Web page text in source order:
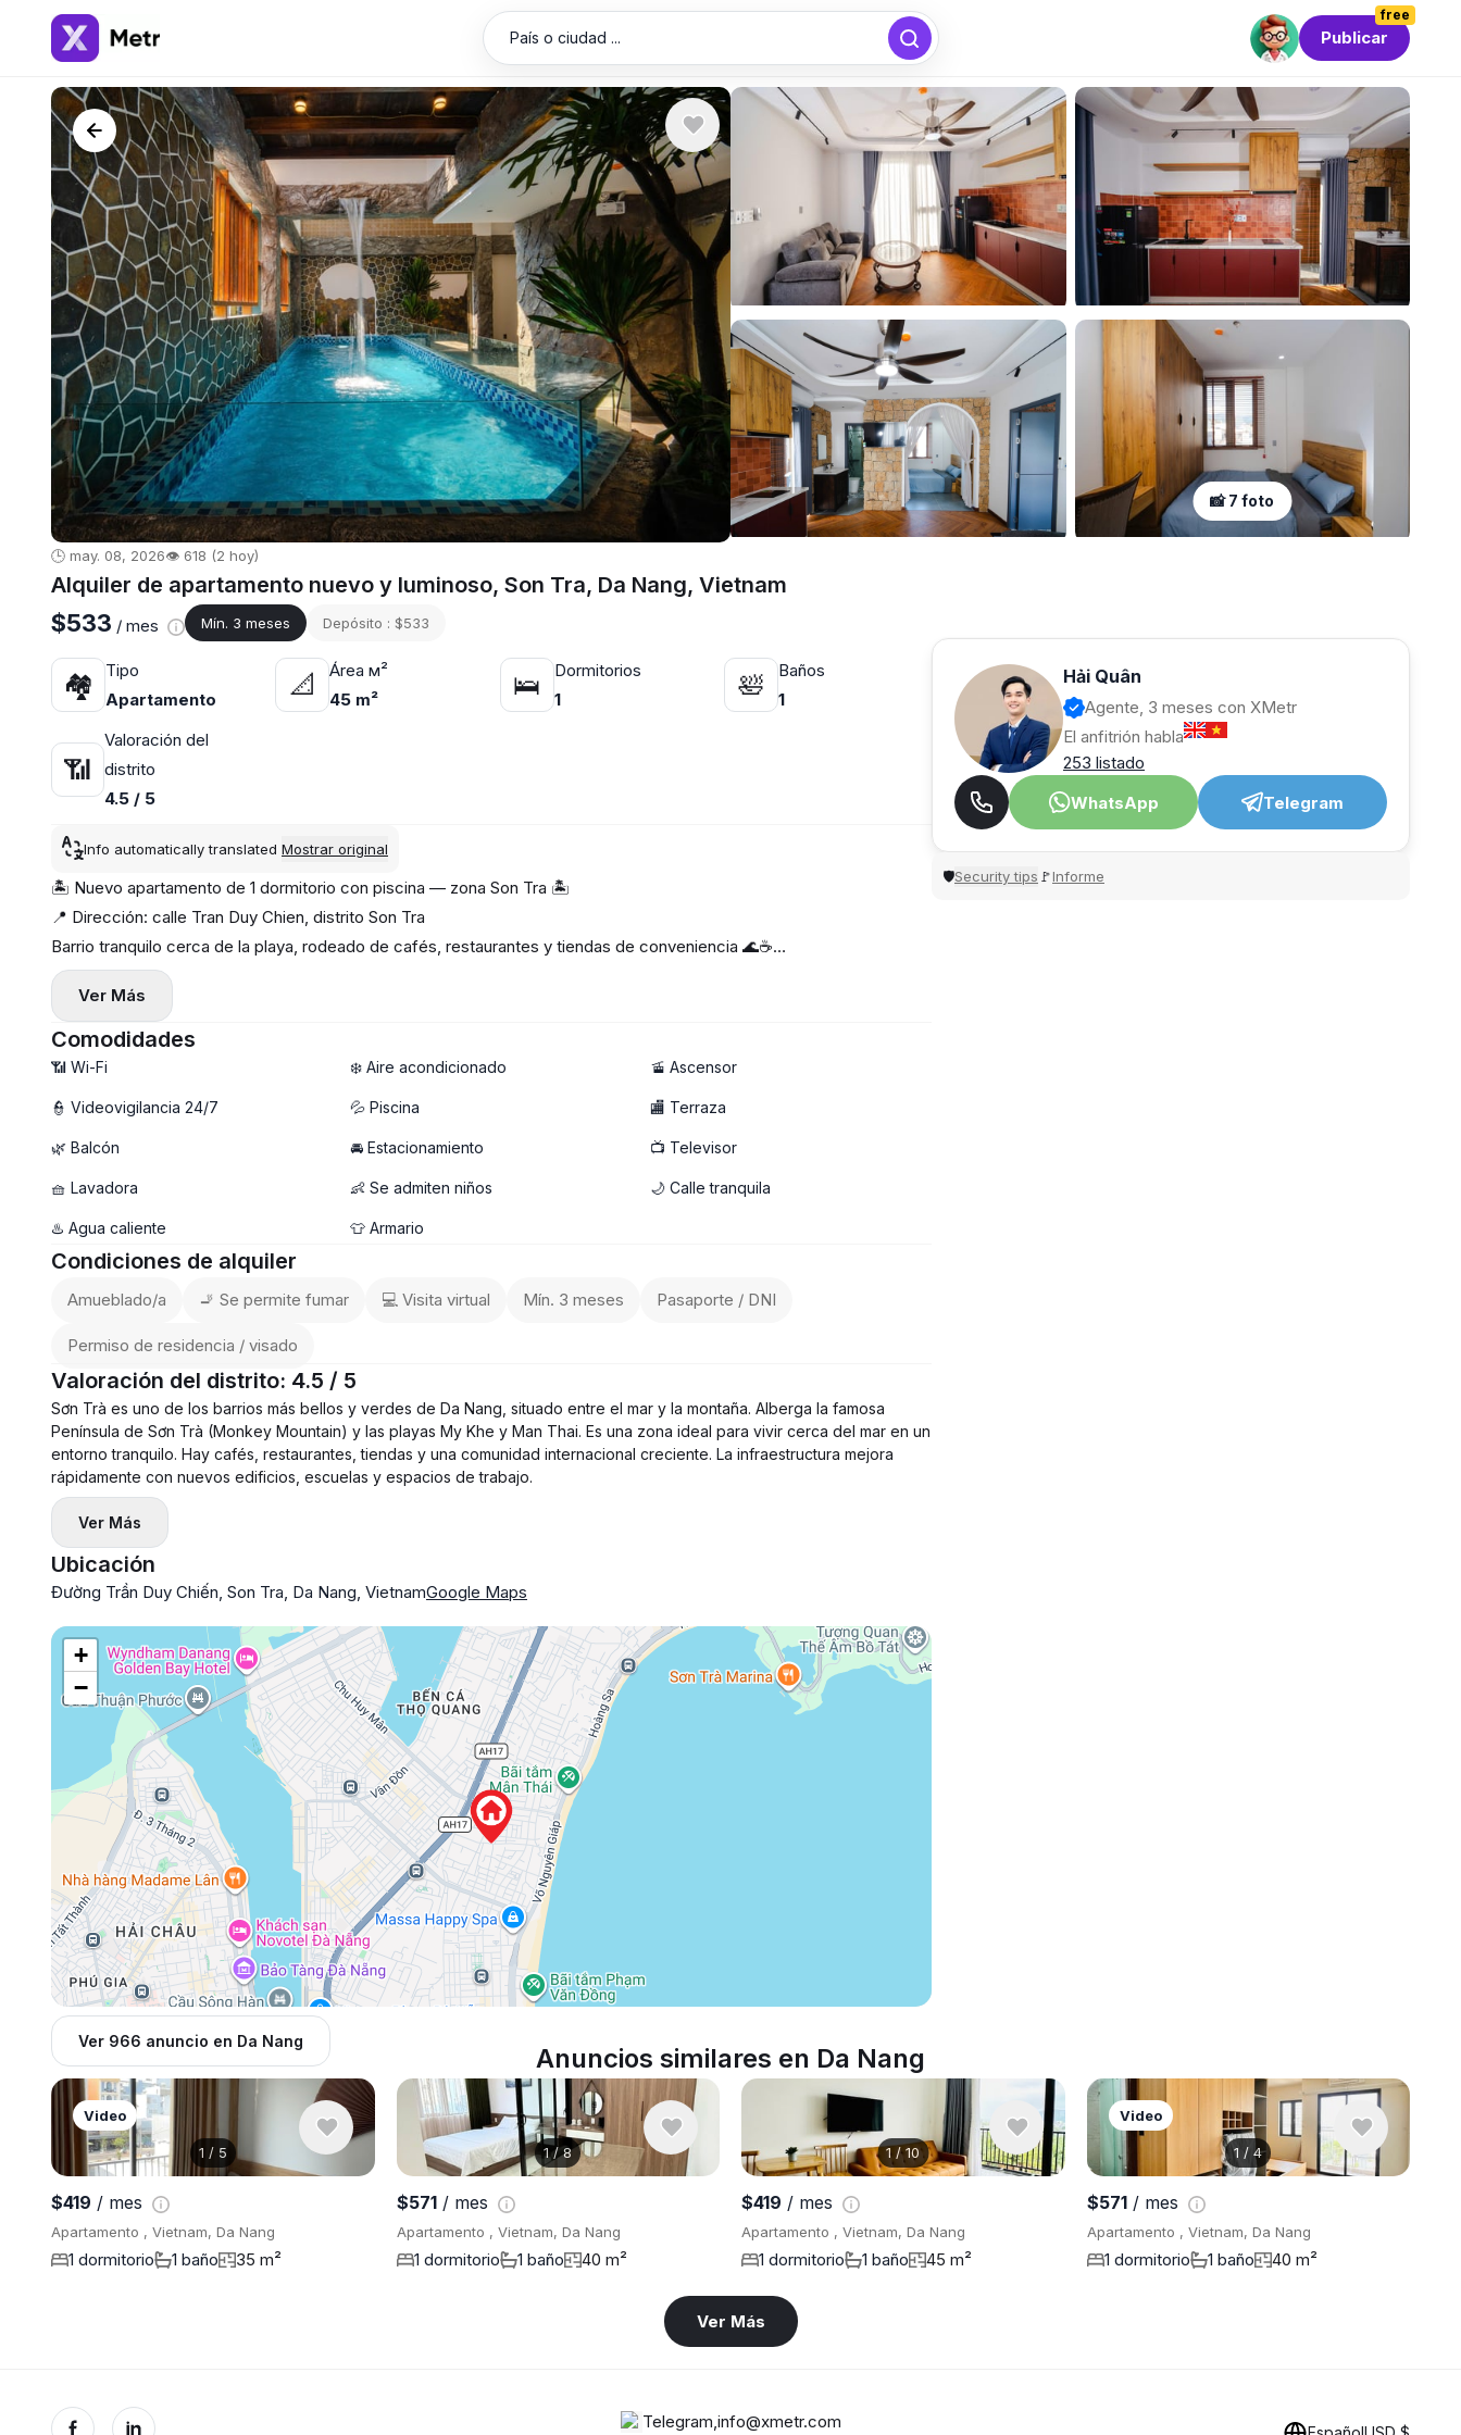
País o ciudad ...
free
Publicar
📸 7 foto
🕒 may. 08, 2026👁️ 618 (2 hoy)
Alquiler de apartamento nuevo y luminoso, Son Tra, Da Nang, Vietnam
$533 / mes Mín. 3 meses Depósito : $533
🏘
Tipo
Apartamento
📐
Área м²
45 m²
🛌
Dormitorios
1
🛀
Baños
1
📶
Valoración del
distrito
4.5 / 5
Info automatically translated Mostrar original
🏝️ Nuevo apartamento de 1 dormitorio con piscina — zona Son Tra 🏝️
📍 Dirección: calle Tran Duy Chien, distrito Son Tra
Barrio tranquilo cerca de la playa, rodeado de cafés, restaurantes y tiendas de conveniencia 🌊☕
✨ Características del apartamento:
— Apartamento de nueva construcción con 1 dormitorio
— Distribución amplia con balcón fresco y ventilado 🌤️
— Totalmente amueblado con interior moderno
🏊 Piscina disponible
🚀 WiFi de alta velocidad
💰 Precio: 14 millones VND/mes
Ver Más
Comodidades
📶 Wi-Fi ❄️ Aire acondicionado 🚡 Ascensor
👮 Videovigilancia 24/7 💦 Piscina 🏬 Terraza
🌿 Balcón 🚘 Estacionamiento 📺 Televisor
🧺 Lavadora 👶 Se admiten niños 🌙 Calle tranquila
♨️ Agua caliente 👕 Armario
Condiciones de alquiler
Amueblado/a 🚬 Se permite fumar 💻 Visita virtual Mín. 3 meses Pasaporte / DNI
Permiso de residencia / visado
Valoración del distrito: 4.5 / 5
Sơn Trà es uno de los barrios más bellos y verdes de Da Nang, situado entre el mar y la montaña. Alberga la famosa
Península de Sơn Trà (Monkey Mountain) y las playas My Khe y Man Thai. Es una zona ideal para vivir cerca del mar en un
entorno tranquilo. Hay cafés, restaurantes, tiendas y una comunidad internacional creciente. La infraestructura mejora
rápidamente con nuevos edificios, escuelas y espacios de trabajo.
Ver Más
Ubicación
Đường Trần Duy Chiến, Son Tra, Da Nang, VietnamGoogle Maps
+
−
Ver 966 anuncio en Da Nang
Hải Quân
Agente, 3 meses con XMetr
El anfitrión habla
253 listado
WhatsApp
Telegram
🛡Security tips 🚩Informe
Anuncios similares en Da Nang
1 / 5
Video
$419 / mes
Apartamento , Vietnam, Da Nang
1 dormitorio 1 baño 35 m²
1/8
$571/ mes
Apartamento , Vietnam, Da Nang
1 dormitorio 1 baño 40 m²
1 /10
$419 / mes
Apartamento , Vietnam, Da Nang
1 dormitorio 1 baño 45 m²
1 /4
Video
$571/ mes
Apartamento , Vietnam, Da Nang
1 dormitorio 1 baño 40 m²
Ver Más
Telegram,info@xmetr.com